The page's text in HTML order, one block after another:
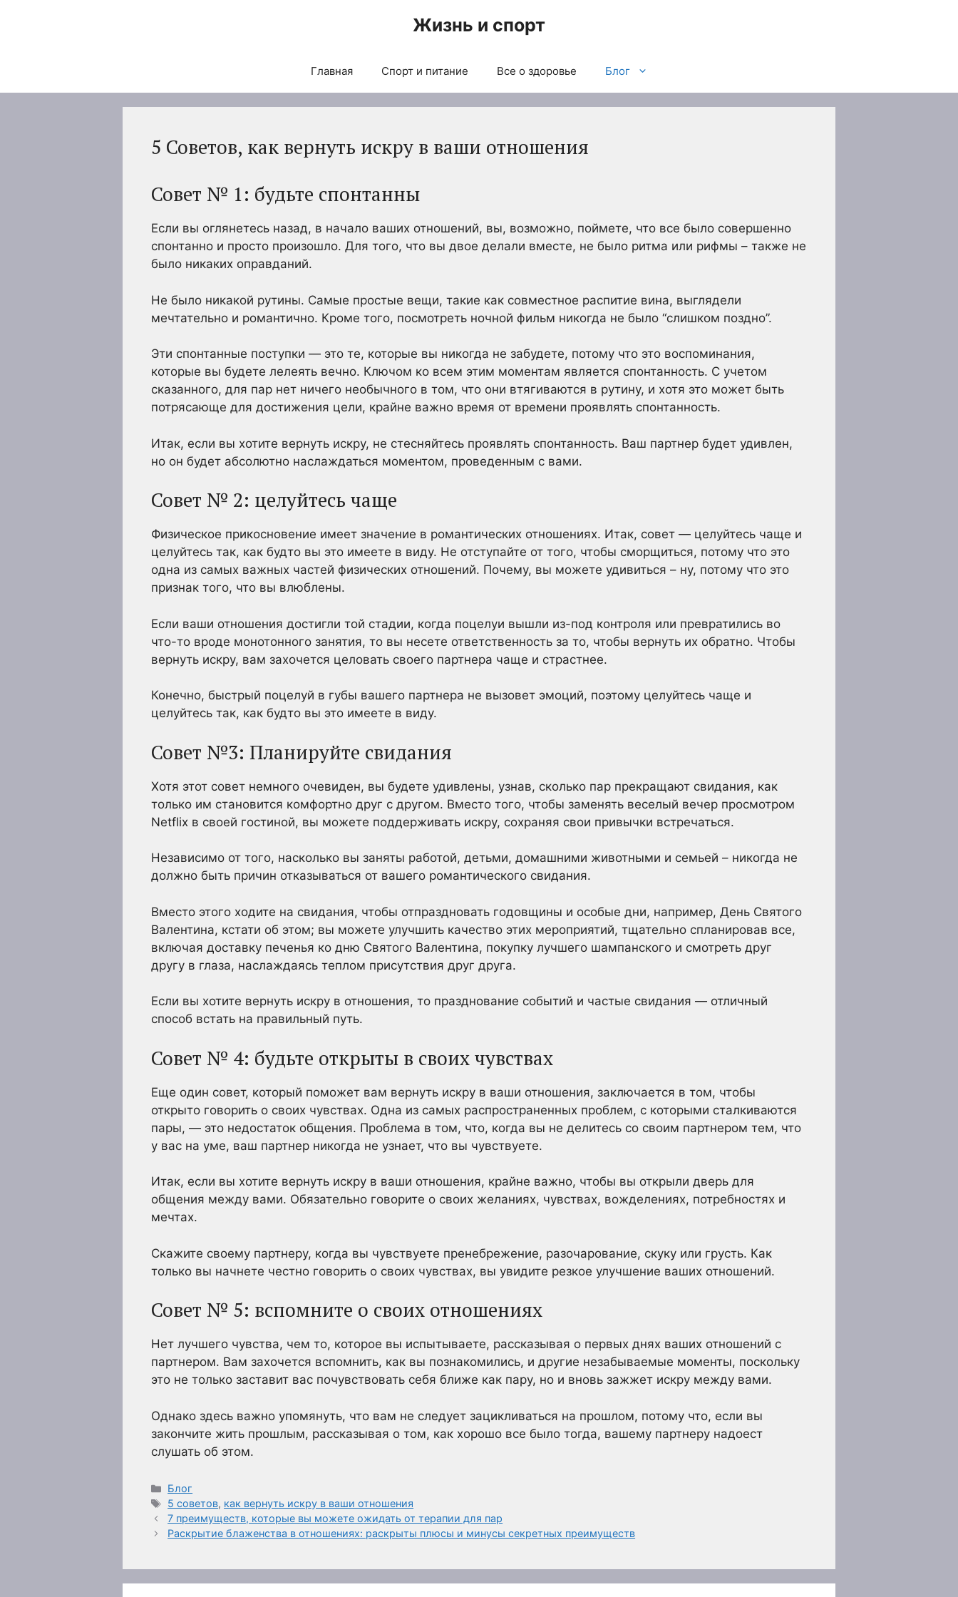
Жизнь и спорт
Главная Спорт и питание Все о здоровье Блог
5 Советов, как вернуть искру в ваши отношения
Совет № 1: будьте спонтанны
Если вы оглянетесь назад, в начало ваших отношений, вы, возможно, поймете, что все было совершенно
спонтанно и просто произошло. Для того, что вы двое делали вместе, не было ритма или рифмы – также не
было никаких оправданий.
Не было никакой рутины. Самые простые вещи, такие как совместное распитие вина, выглядели
мечтательно и романтично. Кроме того, посмотреть ночной фильм никогда не было “слишком поздно”.
Эти спонтанные поступки — это те, которые вы никогда не забудете, потому что это воспоминания,
которые вы будете лелеять вечно. Ключом ко всем этим моментам является спонтанность. С учетом
сказанного, для пар нет ничего необычного в том, что они втягиваются в рутину, и хотя это может быть
потрясающе для достижения цели, крайне важно время от времени проявлять спонтанность.
Итак, если вы хотите вернуть искру, не стесняйтесь проявлять спонтанность. Ваш партнер будет удивлен,
но он будет абсолютно наслаждаться моментом, проведенным с вами.
Совет № 2: целуйтесь чаще
Физическое прикосновение имеет значение в романтических отношениях. Итак, совет — целуйтесь чаще и
целуйтесь так, как будто вы это имеете в виду. Не отступайте от того, чтобы сморщиться, потому что это
одна из самых важных частей физических отношений. Почему, вы можете удивиться – ну, потому что это
признак того, что вы влюблены.
Если ваши отношения достигли той стадии, когда поцелуи вышли из-под контроля или превратились во
что-то вроде монотонного занятия, то вы несете ответственность за то, чтобы вернуть их обратно. Чтобы
вернуть искру, вам захочется целовать своего партнера чаще и страстнее.
Конечно, быстрый поцелуй в губы вашего партнера не вызовет эмоций, поэтому целуйтесь чаще и
целуйтесь так, как будто вы это имеете в виду.
Совет №3: Планируйте свидания
Хотя этот совет немного очевиден, вы будете удивлены, узнав, сколько пар прекращают свидания, как
только им становится комфортно друг с другом. Вместо того, чтобы заменять веселый вечер просмотром
Netflix в своей гостиной, вы можете поддерживать искру, сохраняя свои привычки встречаться.
Независимо от того, насколько вы заняты работой, детьми, домашними животными и семьей – никогда не
должно быть причин отказываться от вашего романтического свидания.
Вместо этого ходите на свидания, чтобы отпраздновать годовщины и особые дни, например, День Святого
Валентина, кстати об этом; вы можете улучшить качество этих мероприятий, тщательно спланировав все,
включая доставку печенья ко дню Святого Валентина, покупку лучшего шампанского и смотреть друг
другу в глаза, наслаждаясь теплом присутствия друг друга.
Если вы хотите вернуть искру в отношения, то празднование событий и частые свидания — отличный
способ встать на правильный путь.
Совет № 4: будьте открыты в своих чувствах
Еще один совет, который поможет вам вернуть искру в ваши отношения, заключается в том, чтобы
открыто говорить о своих чувствах. Одна из самых распространенных проблем, с которыми сталкиваются
пары, — это недостаток общения. Проблема в том, что, когда вы не делитесь со своим партнером тем, что
у вас на уме, ваш партнер никогда не узнает, что вы чувствуете.
Итак, если вы хотите вернуть искру в ваши отношения, крайне важно, чтобы вы открыли дверь для
общения между вами. Обязательно говорите о своих желаниях, чувствах, вожделениях, потребностях и
мечтах.
Скажите своему партнеру, когда вы чувствуете пренебрежение, разочарование, скуку или грусть. Как
только вы начнете честно говорить о своих чувствах, вы увидите резкое улучшение ваших отношений.
Совет № 5: вспомните о своих отношениях
Нет лучшего чувства, чем то, которое вы испытываете, рассказывая о первых днях ваших отношений с
партнером. Вам захочется вспомнить, как вы познакомились, и другие незабываемые моменты, поскольку
это не только заставит вас почувствовать себя ближе как пару, но и вновь зажжет искру между вами.
Однако здесь важно упомянуть, что вам не следует зацикливаться на прошлом, потому что, если вы
закончите жить прошлым, рассказывая о том, как хорошо все было тогда, вашему партнеру надоест
слушать об этом.
Рубрики
Блог
Метки
5 советов, как вернуть искру в ваши отношения
7 преимуществ, которые вы можете ожидать от терапии для пар
Раскрытие блаженства в отношениях: раскрыты плюсы и минусы секретных преимуществ